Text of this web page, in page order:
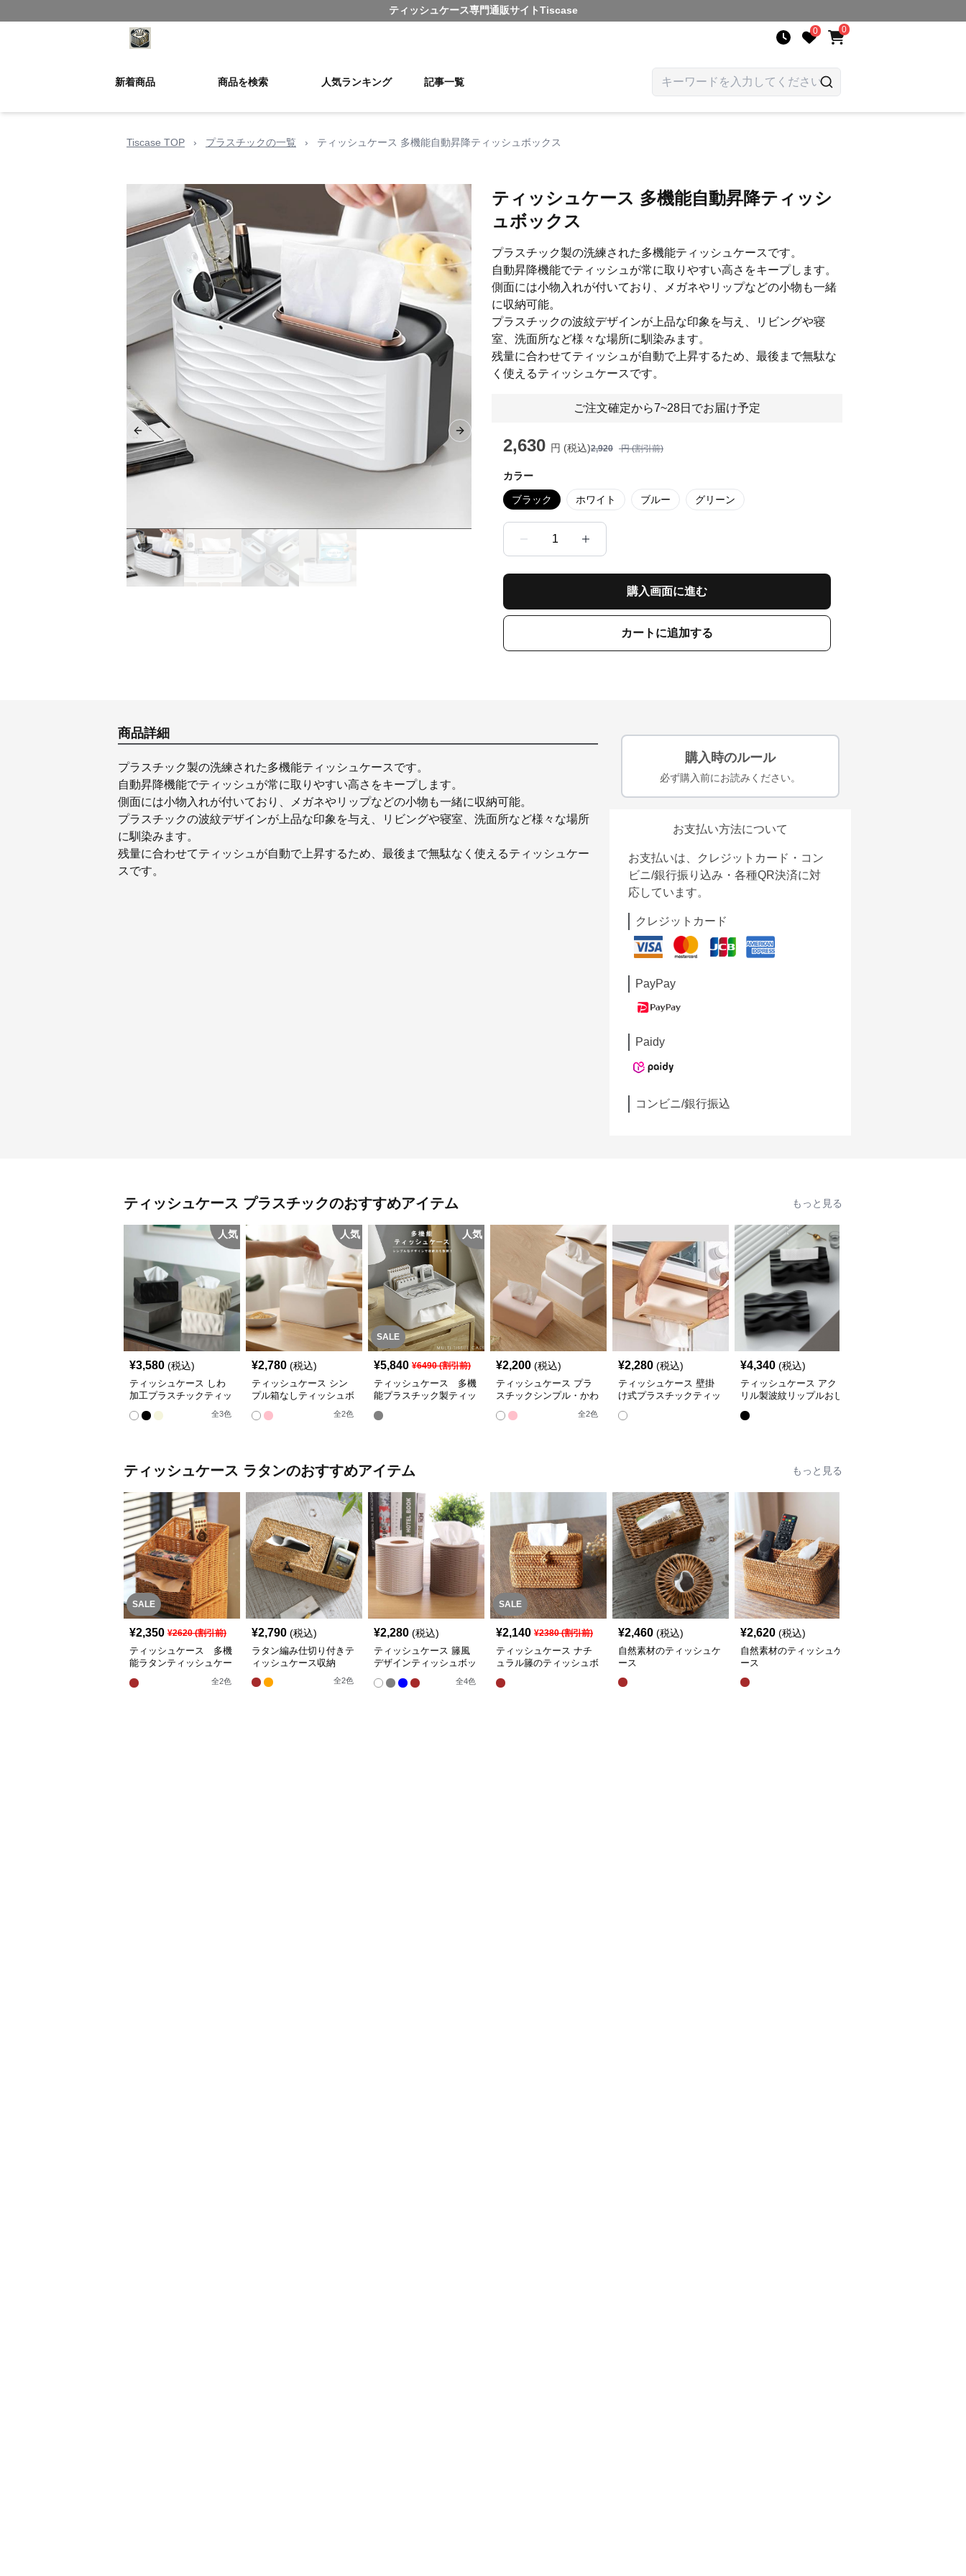
ティッシュケース専門通販サイトTiscase
0 0
新着商品 商品を検索 人気ランキング 記事一覧
Tiscase TOP › プラスチックの一覧 › ティッシュケース 多機能自動昇降ティッシュボックス
Previous slide Next slide
ティッシュケース 多機能自動昇降ティッシ
ュボックス
プラスチック製の洗練された多機能ティッシュケースです。
自動昇降機能でティッシュが常に取りやすい高さをキープします。
側面には小物入れが付いており、メガネやリップなどの小物も一緒
に収納可能。
プラスチックの波紋デザインが上品な印象を与え、リビングや寝
室、洗面所など様々な場所に馴染みます。
残量に合わせてティッシュが自動で上昇するため、最後まで無駄な
く使えるティッシュケースです。
ご注文確定から7~28日でお届け予定
2,630 円 (税込)2,920 円 (割引前)
カラー
ブラック ホワイト ブルー グリーン
1
購入画面に進む
カートに追加する
商品詳細
プラスチック製の洗練された多機能ティッシュケースです。
自動昇降機能でティッシュが常に取りやすい高さをキープします。
側面には小物入れが付いており、メガネやリップなどの小物も一緒に収納可能。
プラスチックの波紋デザインが上品な印象を与え、リビングや寝室、洗面所など様々な場所
に馴染みます。
残量に合わせてティッシュが自動で上昇するため、最後まで無駄なく使えるティッシュケー
スです。
購入時のルール
必ず購入前にお読みください。
お支払い方法について
お支払いは、クレジットカード・コン
ビニ/銀行振り込み・各種QR決済に対
応しています。
クレジットカード
PayPay
Paidy
コンビニ/銀行振込
ティッシュケース プラスチックのおすすめアイテム もっと見る
人気
¥3,580 (税込)
ティッシュケース しわ
加工プラスチックティッ
全3色
人気
¥2,780 (税込)
ティッシュケース シン
プル箱なしティッシュボ
全2色
SALE
人気
¥5,840 ¥6490(割引前)
ティッシュケース 多機
能プラスチック製ティッ
¥2,200 (税込)
ティッシュケース プラ
スチックシンプル・かわ
いいティッシュボックス
全2色
¥2,280 (税込)
ティッシュケース 壁掛
け式プラスチックティッ
¥4,340 (税込)
ティッシュケース アク
リル製波紋リップルおし
ティッシュケース ラタンのおすすめアイテム もっと見る
SALE
¥2,350 ¥2620(割引前)
ティッシュケース 多機
能ラタンティッシュケー
全2色
¥2,790 (税込)
ラタン編み仕切り付きテ
ィッシュケース収納
全2色
¥2,280 (税込)
ティッシュケース 籐風
デザインティッシュボッ
全4色
SALE
¥2,140 ¥2380(割引前)
ティッシュケース ナチ
ュラル籐のティッシュボ
¥2,460 (税込)
自然素材のティッシュケ
ース
¥2,620 (税込)
自然素材のティッシュケ
ース